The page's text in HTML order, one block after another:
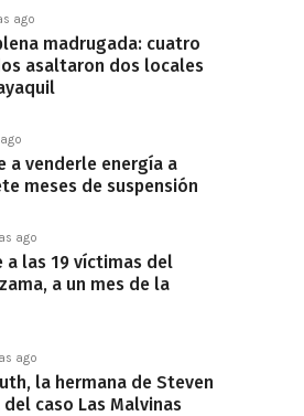
ago
madrugada: cuatro
asaltaron dos locales
a venderle energía a
meses de suspensión
ago
a las 19 víctimas del
a un mes de la
ago
la hermana de Steven
caso Las Malvinas